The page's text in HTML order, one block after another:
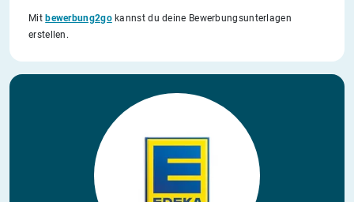
Mitbewerbung2gokannst du deine Bewerbungsunterlagen
erstellen.